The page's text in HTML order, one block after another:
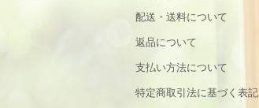
配送・送料について
返品について
支払い方法について
特定商取引法に基づく表記